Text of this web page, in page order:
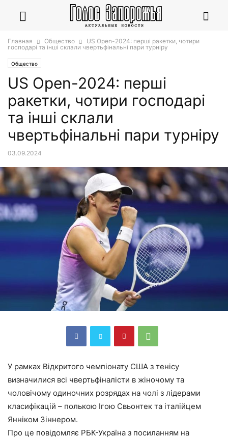
Главная Общество
US Open-2024: перші ракетки, чотири
господарі та інші склали чвертьфінальні пари турніру
Общество
US Open-2024: перші
ракетки, чотири господарі
та інші склали
чвертьфінальні пари турніру
03.09.2024
У рамках Відкритого чемпіонату США з тенісу
визначилися всі чвертьфіналісти в жіночому та
чоловічому одиночних розрядах на чолі з лідерами
класифікацій – полькою Ігою Свьонтек та італійцем
Янніком Зіннером.
Про це повідомляє РБК-Україна з посиланням на